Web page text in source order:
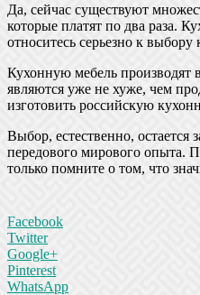
Да, сейчас существуют
которые платят по два раза.
относитесь серьезно к
Кухонную мебель производят
являются уже не хуже, чем
изготовить российскую
Выбор, естественно,
передового мирового опыта.
только помните о том, что
Facebook
Twitter
Google+
Pinterest
WhatsApp